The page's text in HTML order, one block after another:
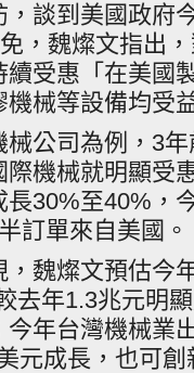
談到美國政府
，魏燦文指出
受惠「在美國
械等設備均受
公司為例，3
機械就明顯受
30%至40%，
訂單來自美國。
魏燦文預估今
去年1.3兆元明
年台灣機械業
元成長，也可創